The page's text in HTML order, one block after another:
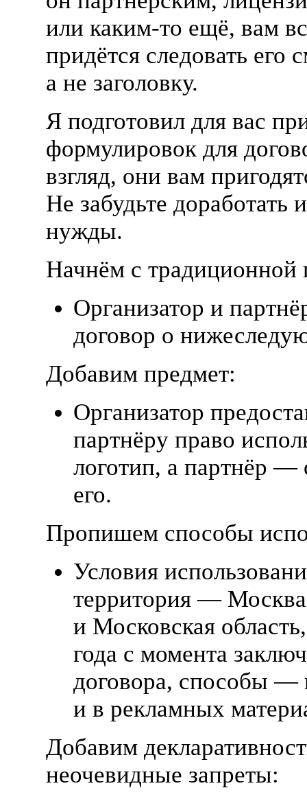
или каким-то ещё, вам
придётся следовать его
а не заголовку.
Я подготовил для вас
формулировок для
взгляд, они вам
Не забудьте доработать
нужды.
Начнём с традиционной
Организатор и
договор о
Добавим предмет:
Организатор
партнёру право
логотип, а партнёр —
его.
Пропишем способы
Условия
территория — Москва
и Московская
года с момента
договора, способы —
и в рекламных
Добавим
неочевидные запреты: